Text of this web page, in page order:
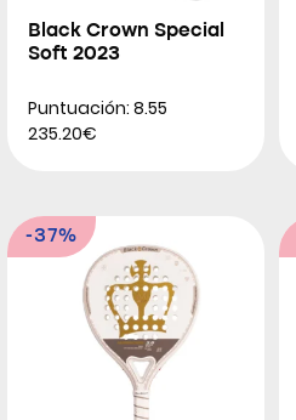
Black Crown Special
Soft 2023
Puntuación: 8.55
235.20€
-37%